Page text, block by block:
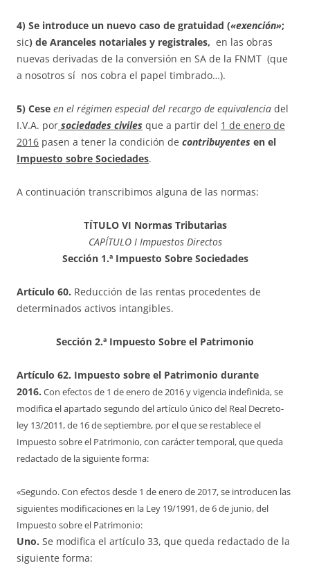
4) Se introduce un nuevo caso de gratuidad («exención»;
sic) de Aranceles notariales y registrales, en las obras
nuevas derivadas de la conversión en SA de la FNMT (que
a nosotros sí nos cobra el papel timbrado…).
5) Cese en el régimen especial del recargo de equivalencia del
I.V.A. por sociedades civiles que a partir del 1 de enero de
2016 pasen a tener la condición de contribuyentes en el
Impuesto sobre Sociedades.
A continuación transcribimos alguna de las normas:
TÍTULO VI Normas Tributarias
CAPÍTULO I Impuestos Directos
Sección 1.ª Impuesto Sobre Sociedades
Artículo 60. Reducción de las rentas procedentes de
determinados activos intangibles.
Sección 2.ª Impuesto Sobre el Patrimonio
Artículo 62. Impuesto sobre el Patrimonio durante
2016. Con efectos de 1 de enero de 2016 y vigencia indefinida, se
modifica el apartado segundo del artículo único del Real Decreto-
ley 13/2011, de 16 de septiembre, por el que se restablece el
Impuesto sobre el Patrimonio, con carácter temporal, que queda
redactado de la siguiente forma:
«Segundo. Con efectos desde 1 de enero de 2017, se introducen las
siguientes modificaciones en la Ley 19/1991, de 6 de junio, del
Impuesto sobre el Patrimonio:
Uno. Se modifica el artículo 33, que queda redactado de la
siguiente forma: